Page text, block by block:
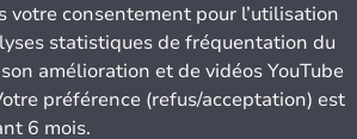
votre consentement pour l’utilisation
statistiques de fréquentation du
amélioration et de vidéos YouTube
préférence (refus/acceptation) est
6 mois.